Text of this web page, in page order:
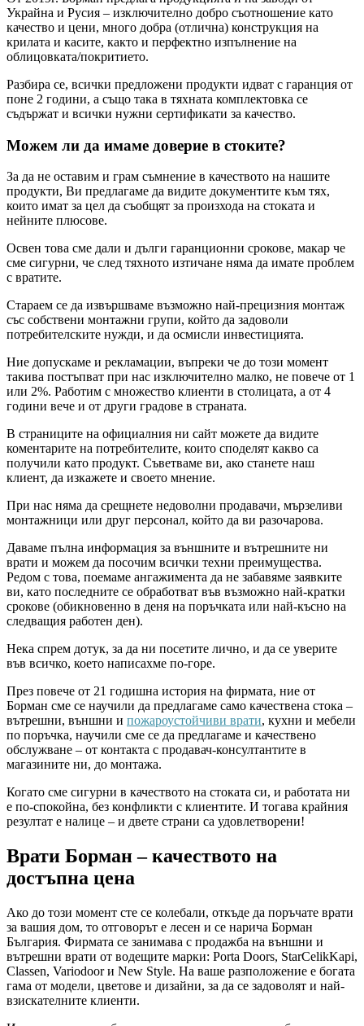
Украйна и Русия – изключително добро съотношение като
качество и цени, много добра (отлична) конструкция на
крилата и касите, както и перфектно изпълнение на
облицовката/покритието.
Разбира се, всички предложени продукти идват с гаранция от
поне 2 години, а също така в тяхната комплектовка се
съдържат и всички нужни сертификати за качество.
Можем ли да имаме доверие в стоките?
За да не оставим и грам съмнение в качеството на нашите
продукти, Ви предлагаме да видите документите към тях,
които имат за цел да съобщят за произхода на стоката и
нейните плюсове.
Освен това сме дали и дълги гаранционни срокове, макар че
сме сигурни, че след тяхното изтичане няма да имате проблем
с вратите.
Стараем се да извършваме възможно най-прецизния монтаж
със собствени монтажни групи, който да задоволи
потребителските нужди, и да осмисли инвестицията.
Ние допускаме и рекламации, въпреки че до този момент
такива постъпват при нас изключително малко, не повече от 1
или 2%. Работим с множество клиенти в столицата, а от 4
години вече и от други градове в страната.
В страниците на официалния ни сайт можете да видите
коментарите на потребителите, които споделят какво са
получили като продукт. Съветваме ви, ако станете наш
клиент, да изкажете и своето мнение.
При нас няма да срещнете недоволни продавачи, мързеливи
монтажници или друг персонал, който да ви разочарова.
Даваме пълна информация за външните и вътрешните ни
врати и можем да посочим всички техни преимущества.
Редом с това, поемаме ангажимента да не забавяме заявките
ви, като последните се обработват във възможно най-кратки
срокове (обикновенно в деня на поръчката или най-късно на
следващия работен ден).
Нека спрем дотук, за да ни посетите лично, и да се уверите
във всичко, което написахме по-горе.
През повече от 21 годишна история на фирмата, ние от
Борман сме се научили да предлагаме само качествена стока –
вътрешни, външни и пожароустойчиви врати, кухни и мебели
по поръчка, научили сме се да предлагаме и качествено
обслужване – от контакта с продавач-консултантите в
магазините ни, до монтажа.
Когато сме сигурни в качеството на стоката си, и работата ни
е по-спокойна, без конфликти с клиентите. И тогава крайния
резултат е налице – и двете страни са удовлетворени!
Врати Борман – качеството на
достъпна цена
Ако до този момент сте се колебали, откъде да поръчате врати
за вашия дом, то отговорът е лесен и се нарича Борман
България. Фирмата се занимава с продажба на външни и
вътрешни врати от водещите марки: Porta Doors, StarCelikKapi,
Classen, Variodoor и New Style. На ваше разположение е богата
гама от модели, цветове и дизайни, за да се задоволят и най-
взискателните клиенти.